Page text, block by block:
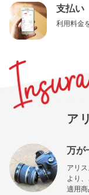
支払い
利用料金
ア
万が
アリ
より
適用商